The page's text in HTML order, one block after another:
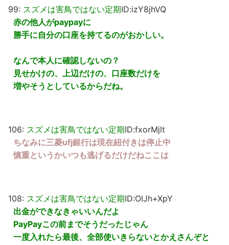
99: スズメは害鳥ではない定期ID:izY8jhVQ
赤の他人がpaypayに
勝手に自分の口座を持てるのがおかしい。
なんで本人に確認しないの？
見せかけの、上辺だけの、口座数だけを
増やそうとしているからだね。
106: スズメは害鳥ではない定期ID:fxorMjlt
ちなみに三菱ufj銀行は現在紐付きは停止中
慎重というかいつも逃げるだけだねここは
108: スズメは害鳥ではない定期ID:OlJh+XpY
出金ができなきゃいいんだよ
PayPayこの前までそうだったじゃん
一度入れたら最後、全部使いきらないとかえさんぞと